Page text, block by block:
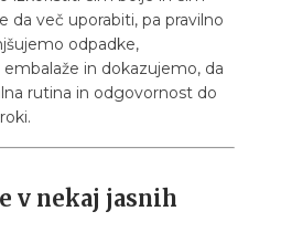
da več uporabiti, pa pravilno
odpadke,
in dokazujemo, da
rutina in odgovornost do
v nekaj jasnih